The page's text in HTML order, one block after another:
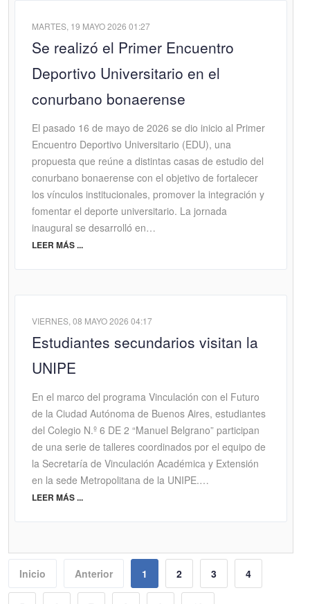
MARTES, 19 MAYO 2026 01:27
Se realizó el Primer Encuentro
Deportivo Universitario en el
conurbano bonaerense
El pasado 16 de mayo de 2026 se dio inicio al Primer
Encuentro Deportivo Universitario (EDU), una
propuesta que reúne a distintas casas de estudio del
conurbano bonaerense con el objetivo de fortalecer
los vínculos institucionales, promover la integración y
fomentar el deporte universitario. La jornada
inaugural se desarrolló en…
LEER MÁS ...
VIERNES, 08 MAYO 2026 04:17
Estudiantes secundarios visitan la
UNIPE
En el marco del programa Vinculación con el Futuro
de la Ciudad Autónoma de Buenos Aires, estudiantes
del Colegio N.º 6 DE 2 “Manuel Belgrano” participan
de una serie de talleres coordinados por el equipo de
la Secretaría de Vinculación Académica y Extensión
en la sede Metropolitana de la UNIPE.…
LEER MÁS ...
Inicio Anterior 1 2 3 4